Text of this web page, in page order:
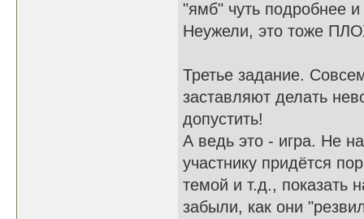
"ямб" чуть подробнее
Неужели, это тоже
Третье задание.
заставляют делать
допустить!
А ведь это - игра. Не
участнику придётся
темой и т.д., показать
забыли, как они